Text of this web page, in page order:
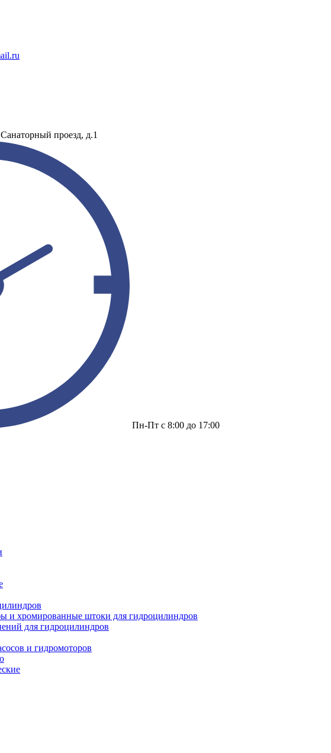
проезд, д.1
Пн-Пт с 8:00 до 17:00
и хромированные штоки для гидроцилиндров
для гидроцилиндров
и гидромоторов